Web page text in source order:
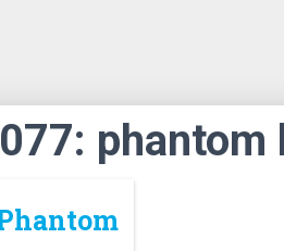
phantom